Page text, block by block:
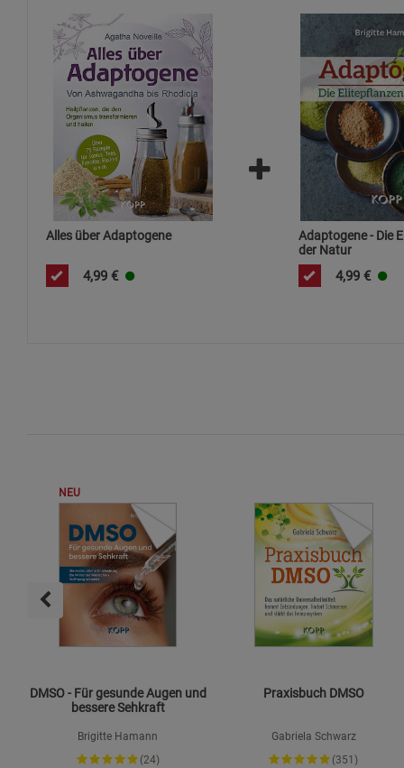
Alles über Adaptogene
4,99 €
Adaptogene - Die
der Natur
4,99 €
NEU
DMSO - Für gesunde Augen und
bessere Sehkraft
Brigitte Hamann
(24)
Praxisbuch DMSO
Gabriela Schwarz
(351)